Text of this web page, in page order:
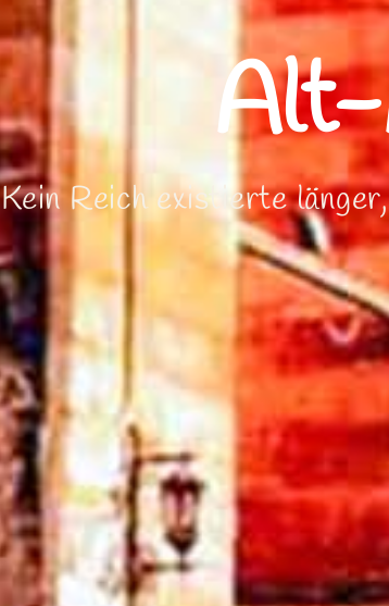
Alt-
Kein Reich existierte